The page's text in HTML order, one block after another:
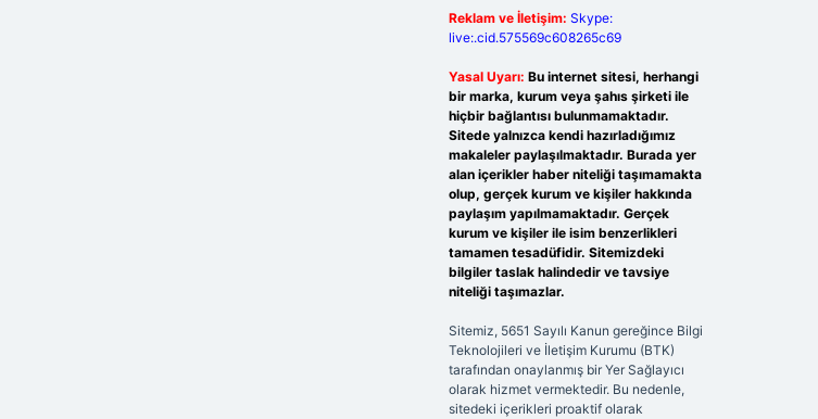
Reklam ve İletişim: Skype:
live:.cid.575569c608265c69
Yasal Uyarı: Bu internet sitesi, herhangi
bir marka, kurum veya şahıs şirketi ile
hiçbir bağlantısı bulunmamaktadır.
Sitede yalnızca kendi hazırladığımız
makaleler paylaşılmaktadır. Burada yer
alan içerikler haber niteliği taşımamakta
olup, gerçek kurum ve kişiler hakkında
paylaşım yapılmamaktadır. Gerçek
kurum ve kişiler ile isim benzerlikleri
tamamen tesadüfidir. Sitemizdeki
bilgiler taslak halindedir ve tavsiye
niteliği taşımazlar.
Sitemiz, 5651 Sayılı Kanun gereğince Bilgi
Teknolojileri ve İletişim Kurumu (BTK)
tarafından onaylanmış bir Yer Sağlayıcı
olarak hizmet vermektedir. Bu nedenle,
sitedeki içerikleri proaktif olarak